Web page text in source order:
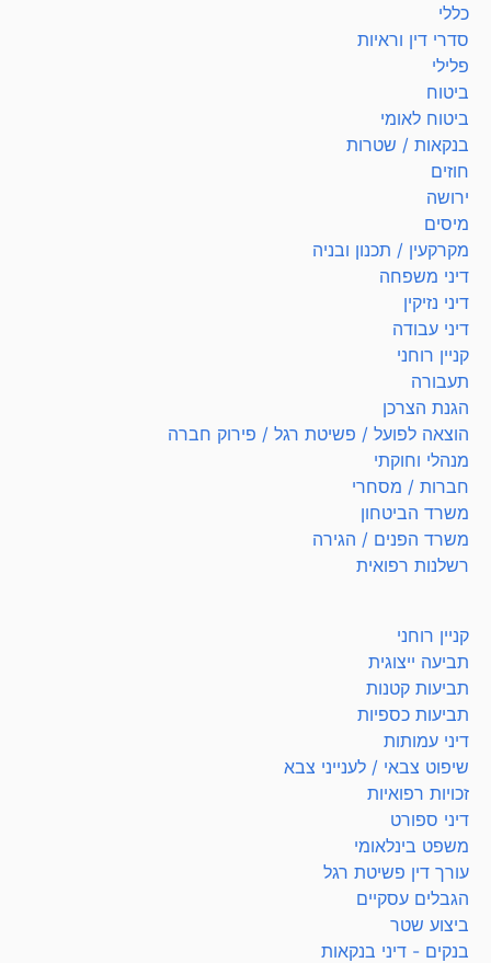
כללי
סדרי דין וראיות
פלילי
ביטוח
ביטוח לאומי
בנקאות / שטרות
חוזים
ירושה
מיסים
מקרקעין / תכנון ובניה
דיני משפחה
דיני נזיקין
דיני עבודה
קניין רוחני
תעבורה
הגנת הצרכן
הוצאה לפועל / פשיטת רגל / פירוק חברה
מנהלי וחוקתי
חברות / מסחרי
משרד הביטחון
משרד הפנים / הגירה
רשלנות רפואית
קניין רוחני
תביעה ייצוגית
תביעות קטנות
תביעות כספיות
דיני עמותות
שיפוט צבאי / לענייני צבא
זכויות רפואיות
דיני ספורט
משפט בינלאומי
עורך דין פשיטת רגל
הגבלים עסקיים
ביצוע שטר
בנקים - דיני בנקאות